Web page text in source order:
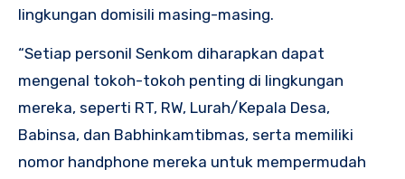
lingkungan domisili masing-masing.
“Setiap personil Senkom diharapkan dapat
mengenal tokoh-tokoh penting di lingkungan
mereka, seperti RT, RW, Lurah/Kepala Desa,
Babinsa, dan Babhinkamtibmas, serta memiliki
nomor handphone mereka untuk mempermudah